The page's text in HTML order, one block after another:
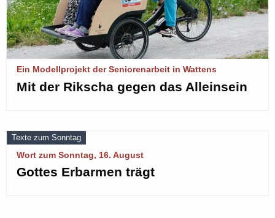
Ein Modellprojekt der Seniorenarbeit in Wattens
Mit der Rikscha gegen das Alleinsein
Texte zum Sonntag
Wort zum Sonntag, 16. August
Gottes Erbarmen trägt